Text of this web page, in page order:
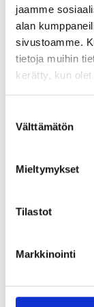
jaamme
alan
sivustoamme.
tietoja muihin
kerätty, kun
valinta
Välttämätön
Mieltymykset
Tilastot
Markkinointi
Osta
Muut
23
Ohjaustanko